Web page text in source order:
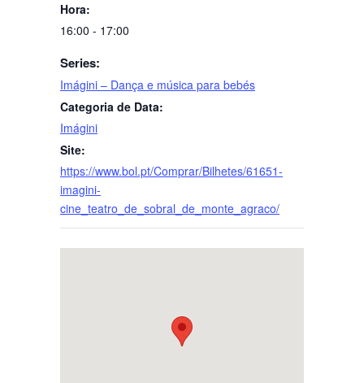
Hora:
16:00 - 17:00
Series:
Imágini – Dança e música para bebés
Categoria de Data:
Imágini
Site:
https://www.bol.pt/Comprar/Bilhetes/61651-
imagini-
cine_teatro_de_sobral_de_monte_agraco/